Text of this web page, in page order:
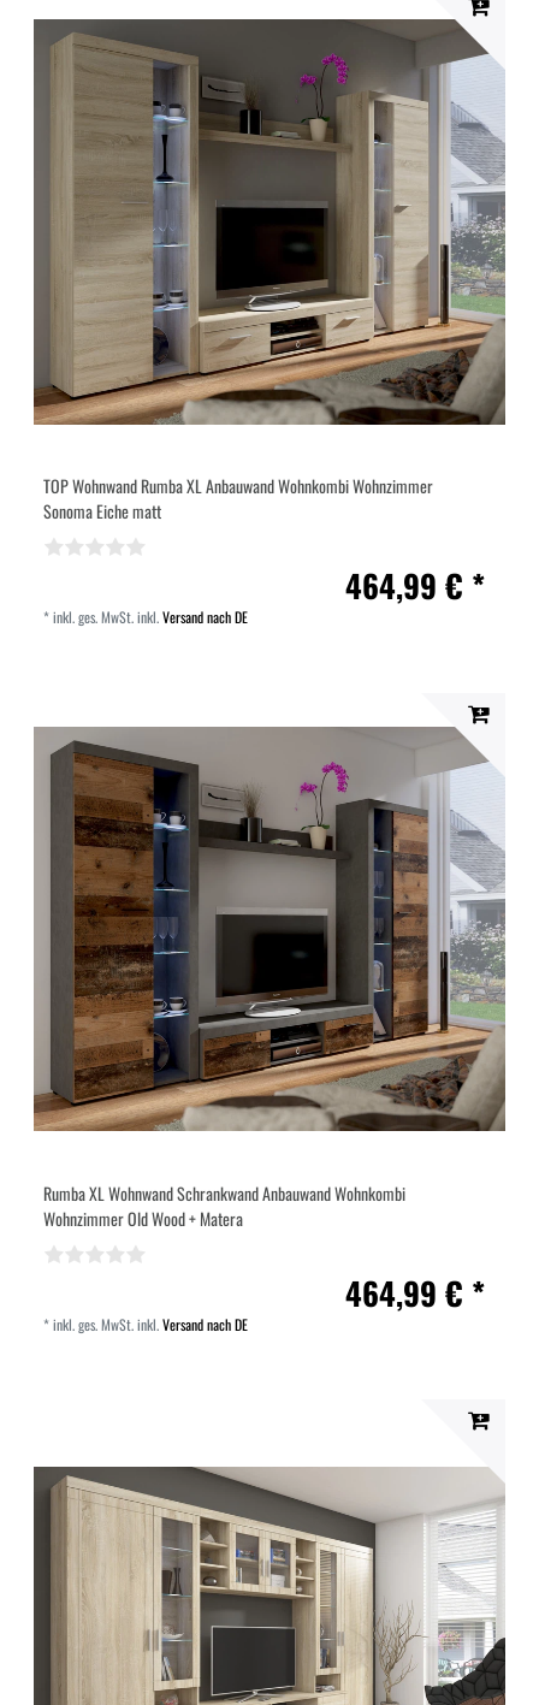
TOP Wohnwand Rumba XL Anbauwand Wohnkombi Wohnzimmer
Sonoma Eiche matt
464,99 € *
*inkl. ges. MwSt.inkl.Versand nach DE
Rumba XL Wohnwand Schrankwand Anbauwand Wohnkombi
Wohnzimmer Old Wood + Matera
464,99 € *
*inkl. ges. MwSt.inkl.Versand nach DE